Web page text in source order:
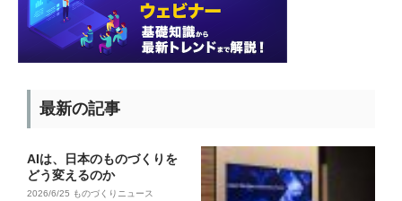
最新の記事
AIは、日本のものづくりを
どう変えるのか
2026/6/25 ものづくりニュース